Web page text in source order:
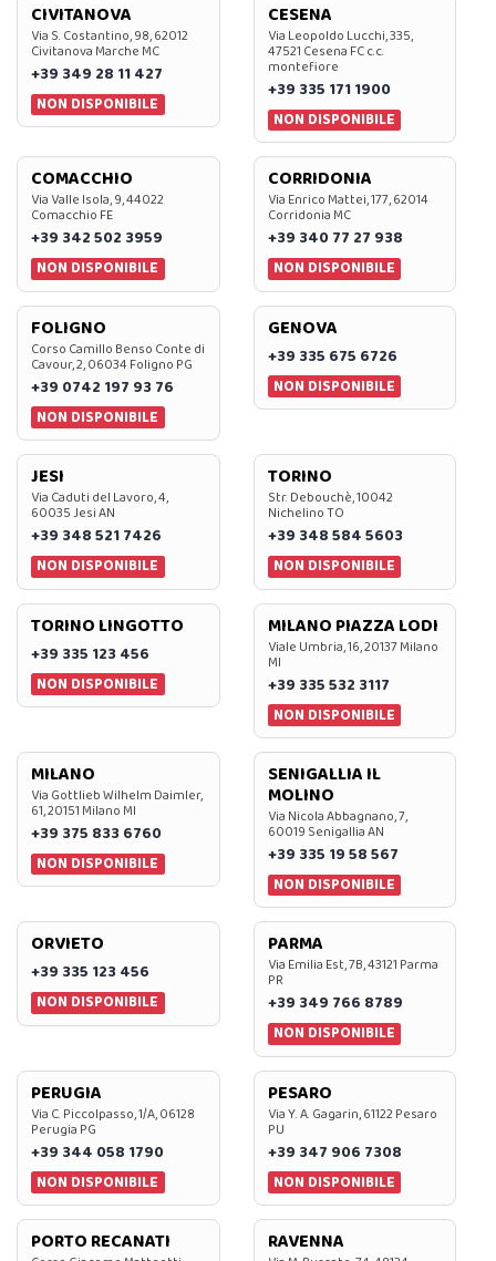
CIVITANOVA
Via S. Costantino, 98, 62012
Civitanova Marche MC
+39 349 28 11 427
NON DISPONIBILE
CESENA
Via Leopoldo Lucchi, 335,
47521 Cesena FC c.c.
montefiore
+39 335 171 1900
NON DISPONIBILE
COMACCHIO
Via Valle Isola, 9, 44022
Comacchio FE
+39 342 502 3959
NON DISPONIBILE
CORRIDONIA
Via Enrico Mattei, 177, 62014
Corridonia MC
+39 340 77 27 938
NON DISPONIBILE
FOLIGNO
Corso Camillo Benso Conte di
Cavour, 2, 06034 Foligno PG
+39 0742 197 93 76
NON DISPONIBILE
GENOVA
+39 335 675 6726
NON DISPONIBILE
JESI
Via Caduti del Lavoro, 4,
60035 Jesi AN
+39 348 521 7426
NON DISPONIBILE
TORINO
Str. Debouchè, 10042
Nichelino TO
+39 348 584 5603
NON DISPONIBILE
TORINO LINGOTTO
+39 335 123 456
NON DISPONIBILE
MILANO PIAZZA LODI
Viale Umbria, 16, 20137 Milano
MI
+39 335 532 3117
NON DISPONIBILE
MILANO
Via Gottlieb Wilhelm Daimler,
61, 20151 Milano MI
+39 375 833 6760
NON DISPONIBILE
SENIGALLIA IL
MOLINO
Via Nicola Abbagnano, 7,
60019 Senigallia AN
+39 335 19 58 567
NON DISPONIBILE
ORVIETO
+39 335 123 456
NON DISPONIBILE
PARMA
Via Emilia Est, 7B, 43121 Parma
PR
+39 349 766 8789
NON DISPONIBILE
PERUGIA
Via C. Piccolpasso, 1/A, 06128
Perugia PG
+39 344 058 1790
NON DISPONIBILE
PESARO
Via Y. A. Gagarin, 61122 Pesaro
PU
+39 347 906 7308
NON DISPONIBILE
PORTO RECANATI RAVENNA